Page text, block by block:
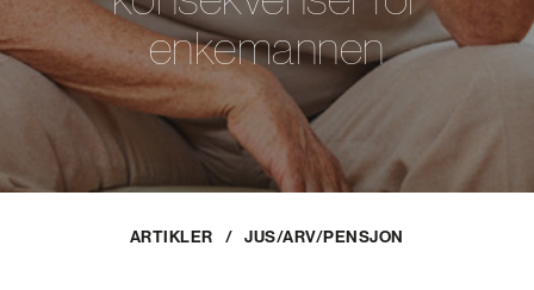
enkemannen
ARTIKLER / JUS/ARV/PENSJON